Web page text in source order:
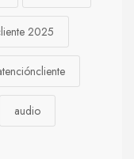
2025
audio